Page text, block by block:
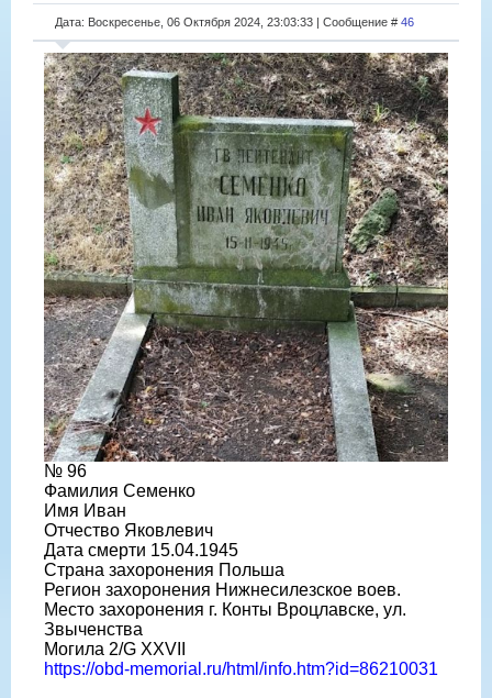
Дата: Воскресенье, 06 Октября 2024, 23:03:33 | Сообщение # 46
№ 96
Фамилия Семенко
Имя Иван
Отчество Яковлевич
Дата смерти 15.04.1945
Страна захоронения Польша
Регион захоронения Нижнесилезское воев.
Место захоронения г. Конты Вроцлавске, ул.
Звыченства
Могила 2/G XXVII
https://obd-memorial.ru/html/info.htm?id=86210031